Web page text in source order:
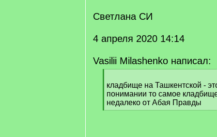
Светлана СИ
4 апреля 2020 14:14
Vasilii Milashenko написал:
q
]
кладбище на Ташкентской -
понимании то самое
недалеко от Абая Правды
[